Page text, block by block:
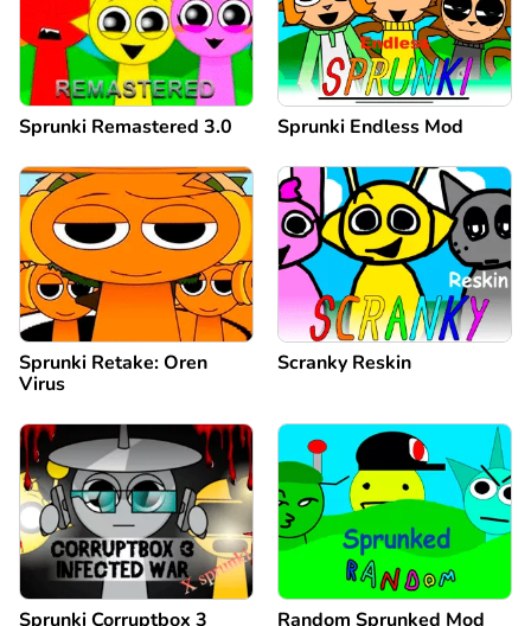
Sprunki Remastered 3.0 Sprunki Endless Mod
Sprunki Retake: Oren
Virus
Scranky Reskin
Sprunki Corruptbox 3 Random Sprunked Mod